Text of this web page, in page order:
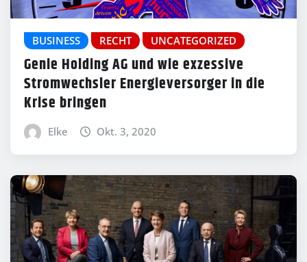
BUSINESS RECHT UNCATEGORIZED
Genie Holding AG und wie exzessive
Stromwechsler Energieversorger in die
Krise bringen
Elke Okt. 3, 2020